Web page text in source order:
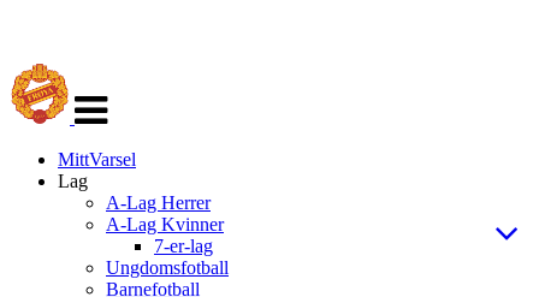
navigasjon
MittVarsel
Lag
A-Lag Herrer
A-Lag Kvinner
7-er-lag
Ungdomsfotball
Barnefotball